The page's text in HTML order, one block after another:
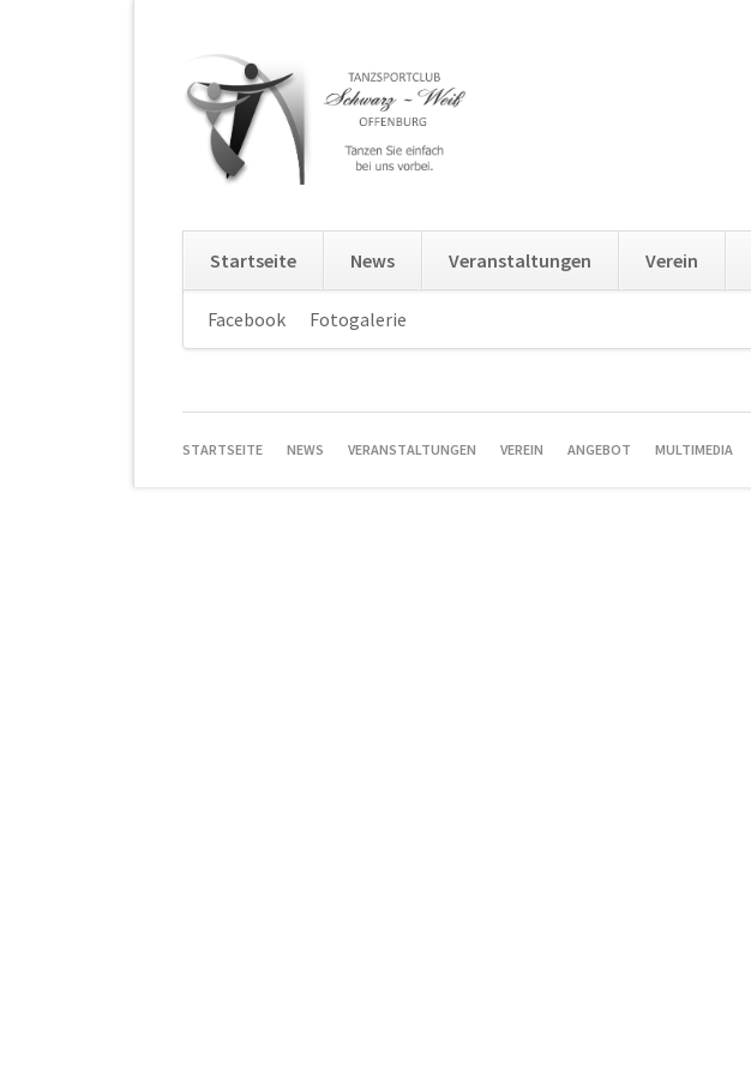
Startseite News Veranstaltungen Verein
überspringen
Facebook Fotogalerie
NAVIGATION
STARTSEITE NEWS VERANSTALTUNGEN VEREIN ANGEBOT MULTIMEDIA